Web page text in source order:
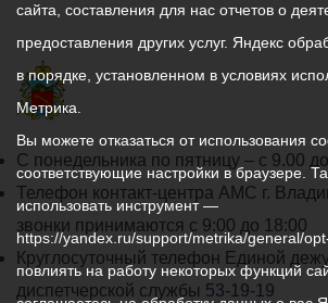
График
работы
администрации
местного
самоуправления
С понедельника по пятницу – с 9.00
Телефон контакт-центра АМС г.
звонки принимаются с 9:00 до 18:00
Круглосуточный телефон Единой
диспетчерской службы 53-19-19
сайта, составления для нас отчетов о
предоставления других услуг. Яндекс
в порядке, установленном в условиях
Метрика.
Вы можете отказаться от использования
соответствующие настройки в браузере.
использовать инструмент —
https://yandex.ru/support/metrika/general/
повлиять на работу некоторых функций